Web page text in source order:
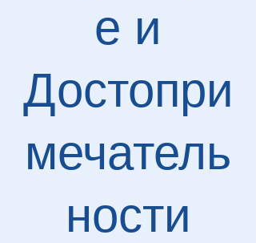
е и
Достопри
мечатель
ности